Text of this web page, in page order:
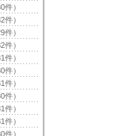
件）
件）
件）
件）
件）
件）
件）
件）
件）
件）
件）